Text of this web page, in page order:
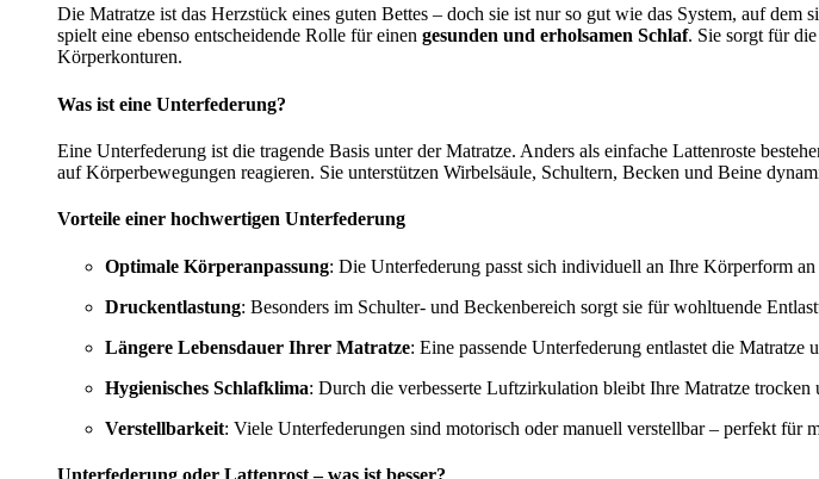
Die Matratze ist das Herzstück eines guten Bettes – doch sie ist nur so gut wie das System, auf dem
spielt eine ebenso entscheidende Rolle für einen gesunden und erholsamen Schlaf. Sie sorgt für
Körperkonturen.
Was ist eine Unterfederung?
Eine Unterfederung ist die tragende Basis unter der Matratze. Anders als einfache Lattenroste
auf Körperbewegungen reagieren. Sie unterstützen Wirbelsäule, Schultern, Becken und Beine
Vorteile einer hochwertigen Unterfederung
Optimale Körperanpassung: Die Unterfederung passt sich individuell an Ihre Körperform
Druckentlastung: Besonders im Schulter- und Beckenbereich sorgt sie für wohltuende
Längere Lebensdauer Ihrer Matratze: Eine passende Unterfederung entlastet die Matratze
Hygienisches Schlafklima: Durch die verbesserte Luftzirkulation bleibt Ihre Matratze
Verstellbarkeit: Viele Unterfederungen sind motorisch oder manuell verstellbar – perfekt für
Unterfederung oder Lattenrost – was ist besser?